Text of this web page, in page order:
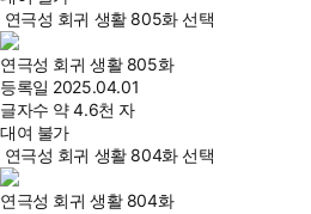
연극성 회귀 생활 805화 선택
연극성 회귀 생활 805화
등록일 2025.04.01
글자수 약 4.6천 자
대여 불가
연극성 회귀 생활 804화 선택
연극성 회귀 생활 804화